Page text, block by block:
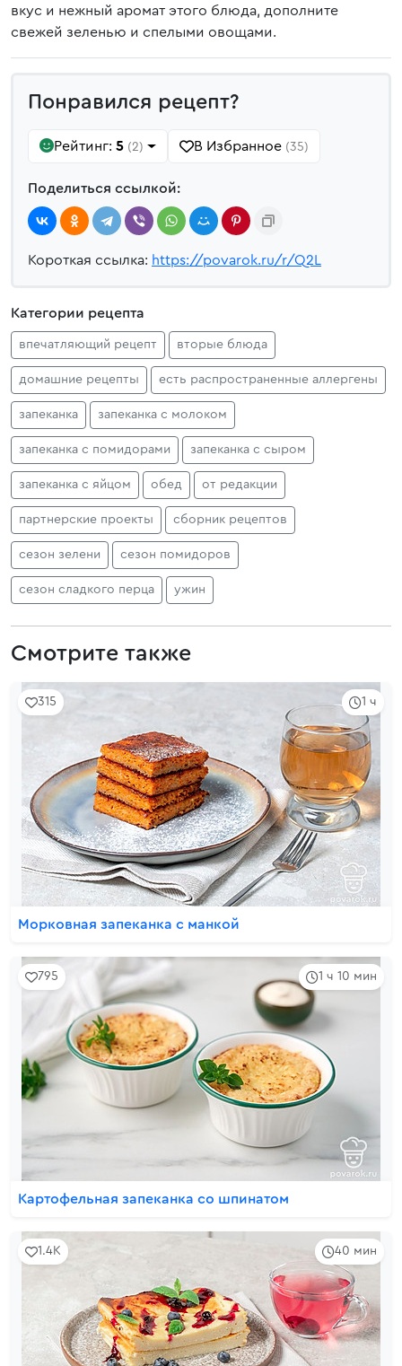
вкус и нежный аромат этого блюда, дополните
свежей зеленью и спелыми овощами.
Понравился рецепт?
Рейтинг: 5 (2) В Избранное (35)
Поделиться ссылкой:
Короткая ссылка: https://povarok.ru/r/Q2L
Категории рецепта
впечатляющий рецепт вторые блюда
домашние рецепты есть распространенные аллергены
запеканка запеканка с молоком
запеканка с помидорами запеканка с сыром
запеканка с яйцом обед от редакции
партнерские проекты сборник рецептов
сезон зелени сезон помидоров
сезон сладкого перца ужин
Смотрите также
1 ч
315
Морковная запеканка с манкой
1 ч 10 мин
795
Картофельная запеканка со шпинатом
40 мин
1.4K